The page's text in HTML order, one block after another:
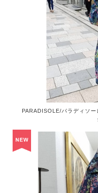
PARADISOLE/パラディソ